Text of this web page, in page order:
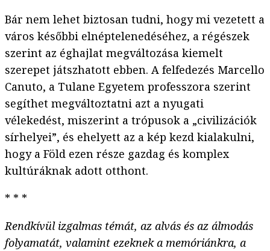
Bár nem lehet biztosan tudni, hogy mi vezetett a
város későbbi elnéptelenedéséhez, a régészek
szerint az éghajlat megváltozása kiemelt
szerepet játszhatott ebben. A felfedezés Marcello
Canuto, a Tulane Egyetem professzora szerint
segíthet megváltoztatni azt a nyugati
vélekedést, miszerint a trópusok a „civilizációk
sírhelyei”, és ehelyett az a kép kezd kialakulni,
hogy a Föld ezen része gazdag és komplex
kultúráknak adott otthont.
* * *
Rendkívül izgalmas témát, az alvás és az álmodás
folyamatát, valamint ezeknek a memóriánkra, a